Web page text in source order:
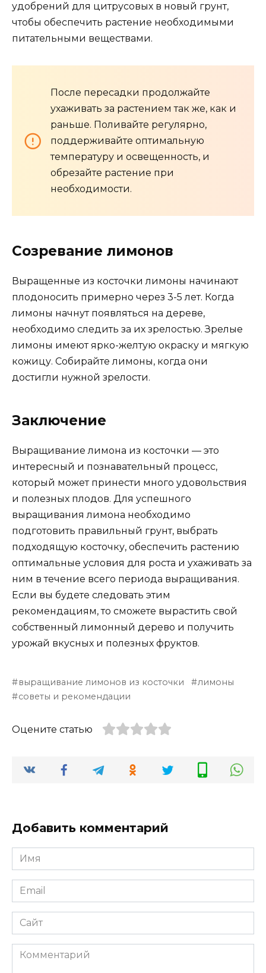
удобрений для цитрусовых в новый грунт,
чтобы обеспечить растение необходимыми
питательными веществами.
После пересадки продолжайте
ухаживать за растением так же, как и
раньше. Поливайте регулярно,
поддерживайте оптимальную
температуру и освещенность, и
обрезайте растение при
необходимости.
Созревание лимонов
Выращенные из косточки лимоны начинают
плодоносить примерно через 3-5 лет. Когда
лимоны начнут появляться на дереве,
необходимо следить за их зрелостью. Зрелые
лимоны имеют ярко-желтую окраску и мягкую
кожицу. Собирайте лимоны, когда они
достигли нужной зрелости.
Заключение
Выращивание лимона из косточки — это
интересный и познавательный процесс,
который может принести много удовольствия
и полезных плодов. Для успешного
выращивания лимона необходимо
подготовить правильный грунт, выбрать
подходящую косточку, обеспечить растению
оптимальные условия для роста и ухаживать за
ним в течение всего периода выращивания.
Если вы будете следовать этим
рекомендациям, то сможете вырастить свой
собственный лимонный дерево и получить
урожай вкусных и полезных фруктов.
выращивание лимонов из косточки
лимоны
советы и рекомендации
Оцените статью
Добавить комментарий
Имя
*
Email
*
Сайт
Комментарий